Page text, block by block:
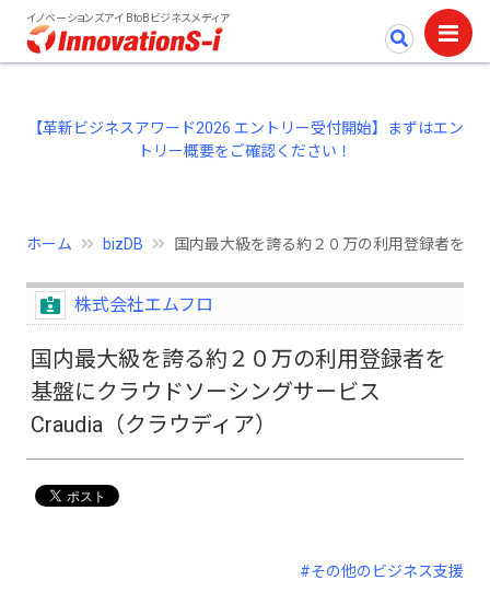
イノベーションズアイ BtoBビジネスメディア
【革新ビジネスアワード2026 エントリー受付開始】まずはエン
トリー概要をご確認ください！
ホーム bizDB 国内最大級を誇る約２０万の利用登録者を
株式会社エムフロ
国内最大級を誇る約２０万の利用登録者を
基盤にクラウドソーシングサービス
Craudia（クラウディア）
#その他のビジネス支援